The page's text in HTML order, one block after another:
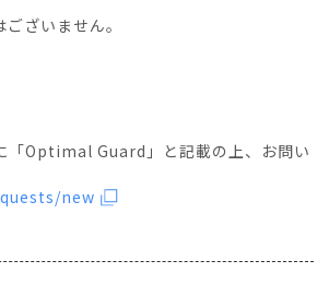
ざいません。
「Optimal Guard」と記載の上、お問い
new